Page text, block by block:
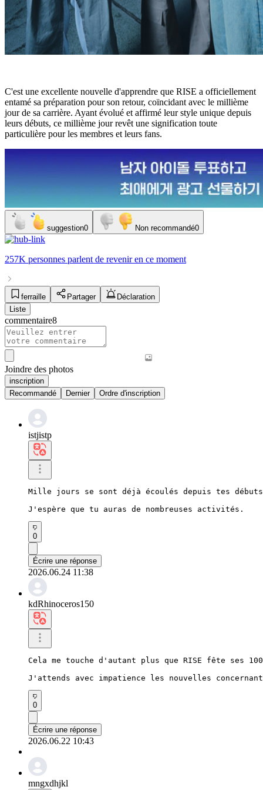
C'est une excellente nouvelle d'apprendre que RISE a officiellement
entamé sa préparation pour son retour, coïncidant avec le millième
jour de sa carrière. Ayant évolué et affirmé leur style unique depuis
leurs débuts, ce millième jour revêt une signification toute
particulière pour les membres et leurs fans.
suggestion0 Non recommandé0
257K personnes parlent de reveniren ce moment
ferraille Partager
Déclaration
Liste
commentaire8
Joindre des photos
inscription
Recommandé
Dernier Ordre d'inscription
istjistp
Mille jours se sont déjà écoulés depuis tes
J'espère que tu auras de nombreuses activités.
0
Écrire une réponse
2026.06.24 11:38
kdRhinoceros150
Cela me touche d'autant plus que RISE fête ses
J'attends avec impatience les nouvelles
0
Écrire une réponse
2026.06.22 10:43
mngxdhjkl